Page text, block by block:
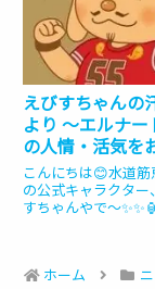
えびすちゃんの
より 〜エルナ
の人情・活気を
こんにちは😊水道
の公式キャラクタ
すちゃんやで〜
初めてのブログやか
ホーム